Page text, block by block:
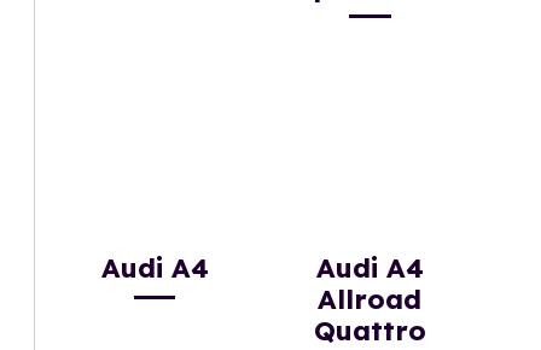
Audi A4
Audi A4
Allroad
Quattro